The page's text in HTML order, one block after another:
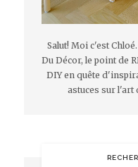
Salut! Moi c'est
Du Décor, le point de
DIY en quête
astuces sur l'art